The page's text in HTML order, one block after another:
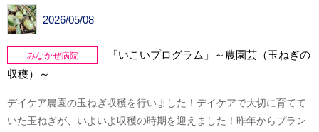
2026/05/08
みなかぜ病院
「いこいプログラム」～農園芸（玉ねぎの
収穫）～
デイケア農園の玉ねぎ収穫を行いました！デイケアで大切に育てて
いた玉ねぎが、いよいよ収穫の時期を迎えました！昨年からプラン